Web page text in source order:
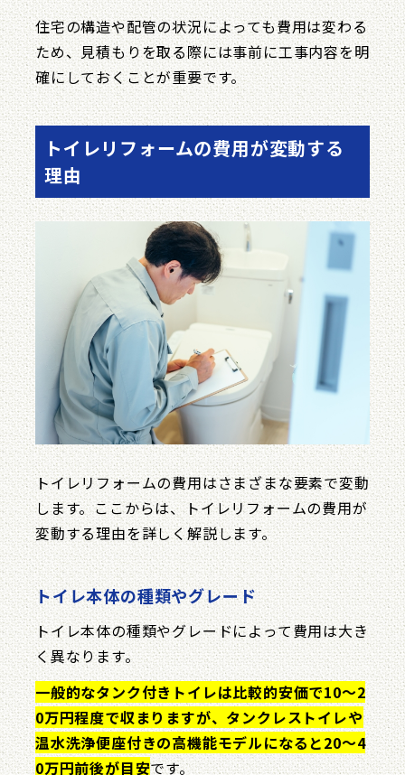
住宅の構造や配管の状況によっても費用は変わる
ため、見積もりを取る際には事前に工事内容を明
確にしておくことが重要です。
トイレリフォームの費用が変動する
理由
トイレリフォームの費用はさまざまな要素で変動
します。ここからは、トイレリフォームの費用が
変動する理由を詳しく解説します。
トイレ本体の種類やグレード
トイレ本体の種類やグレードによって費用は大き
く異なります。
一般的なタンク付きトイレは比較的安価で10〜2
0万円程度で収まりますが、タンクレストイレや
温水洗浄便座付きの高機能モデルになると20〜4
0万円前後が目安です。